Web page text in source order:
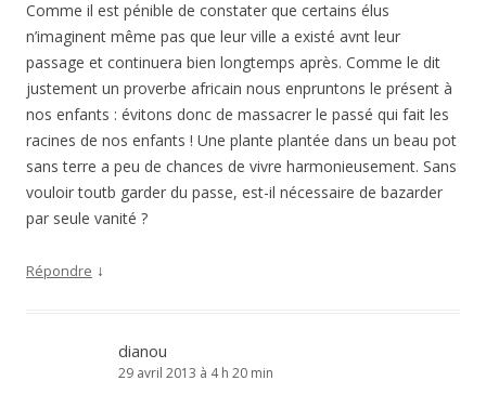
Comme il est pénible de constater que certains élus
n’imaginent même pas que leur ville a existé avnt leur
passage et continuera bien longtemps après. Comme le dit
justement un proverbe africain nous enpruntons le présent à
nos enfants : évitons donc de massacrer le passé qui fait les
racines de nos enfants ! Une plante plantée dans un beau pot
sans terre a peu de chances de vivre harmonieusement. Sans
vouloir toutb garder du passe, est-il nécessaire de bazarder
par seule vanité ?
Répondre ↓
dianou
29 avril 2013 à 4 h 20 min